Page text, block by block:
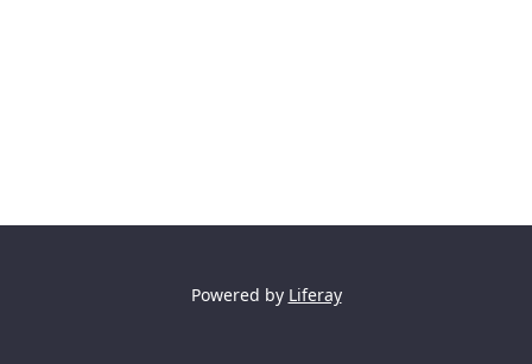
Powered by Liferay